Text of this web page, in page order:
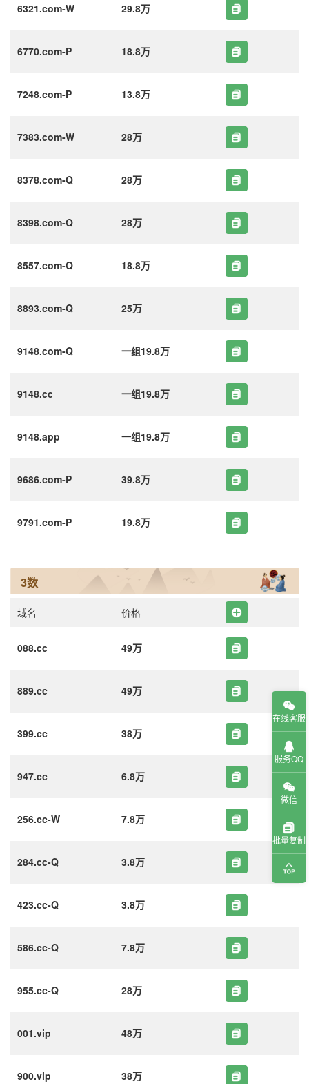
6321.com-W 29.8万
6770.com-P 18.8万
7248.com-P 13.8万
7383.com-W 28万
8378.com-Q 28万
8398.com-Q 28万
8557.com-Q 18.8万
8893.com-Q 25万
9148.com-Q 一组19.8万
9148.cc 一组19.8万
9148.app 一组19.8万
9686.com-P 39.8万
9791.com-P 19.8万
3数
域名 价格
088.cc 49万
889.cc 49万
399.cc 38万
947.cc 6.8万
256.cc-W 7.8万
284.cc-Q 3.8万
423.cc-Q 3.8万
586.cc-Q 7.8万
955.cc-Q 28万
001.vip 48万
900.vip 38万
在线客服
服务QQ
微信
批量复制